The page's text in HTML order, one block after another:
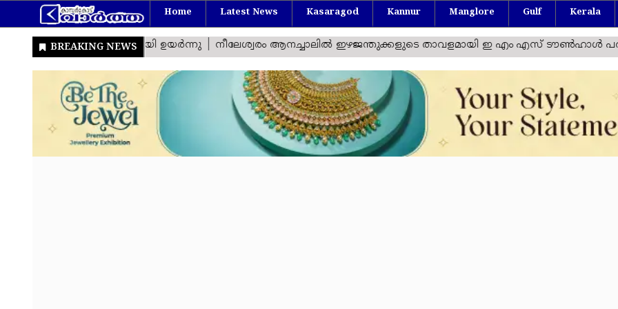
Home Latest News Kasaragod Kannur Manglore Gulf Kerala